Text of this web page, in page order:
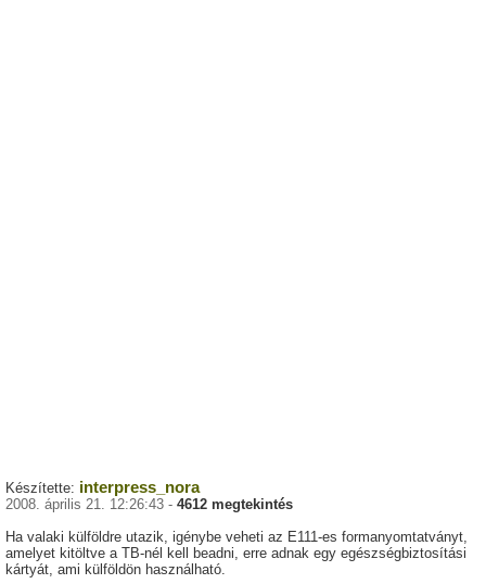
Készítette: interpress_nora
2008. április 21. 12:26:43 - 4612 megtekintés
Ha valaki külföldre utazik, igénybe veheti az E111-es formanyomtatványt,
amelyet kitöltve a TB-nél kell beadni, erre adnak egy egészségbiztosítási
kártyát, ami külföldön használható.